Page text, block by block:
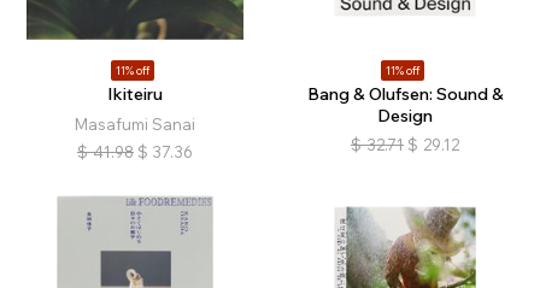
11% off
Ikiteiru
Masafumi Sanai
$ 41.98 $ 37.36
11% off
Bang & Olufsen: Sound &
Design
$ 32.71 $ 29.12